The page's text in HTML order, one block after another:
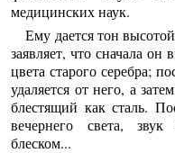
медицинских наук.
Ему дается тон
заявляет, что сначала
цвета старого серебра;
удаляется от него, а
блестящий как сталь.
вечернего света,
блеском...